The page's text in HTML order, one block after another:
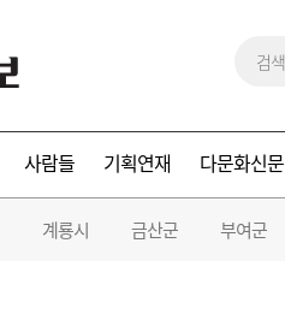
사람들 기획연재 다문화신문
계룡시 금산군 부여군